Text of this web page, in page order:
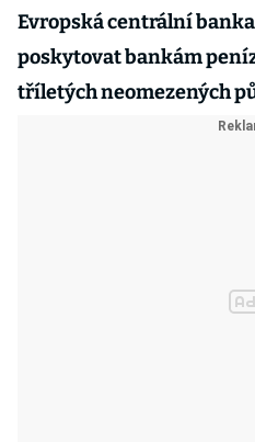
Evropská centrální banka
poskytovat bankám
tříletých neomezených